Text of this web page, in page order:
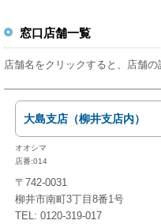
窓口店舗一覧
店舗名をクリックすると、店舗
大島支店（柳井支店内）
オオシマ
店番:014
〒742-0031
柳井市南町3丁目8番1号
TEL: 0120-319-017